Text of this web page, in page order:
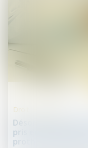
Désormais le
pris en charge, y
prothèses
Droit de la santé